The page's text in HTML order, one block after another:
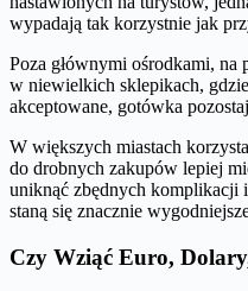
wypadają tak korzystnie jak
Poza głównymi ośrodkami, na
w niewielkich sklepikach,
akceptowane, gotówka
W większych miastach
do drobnych zakupów lepiej
uniknąć zbędnych komplikacji
staną się znacznie
Czy Wziąć Euro,